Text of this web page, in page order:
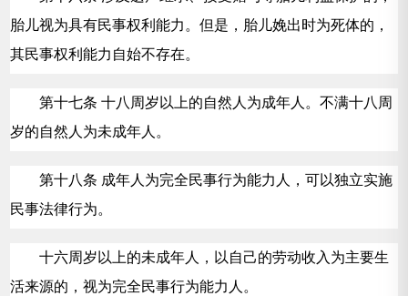
胎儿视为具有民事权利能力。但是，胎儿娩出时为死体的，
其民事权利能力自始不存在。
第十七条 十八周岁以上的自然人为成年人。不满十八周
岁的自然人为未成年人。
第十八条 成年人为完全民事行为能力人，可以独立实施
民事法律行为。
十六周岁以上的未成年人，以自己的劳动收入为主要生
活来源的，视为完全民事行为能力人。